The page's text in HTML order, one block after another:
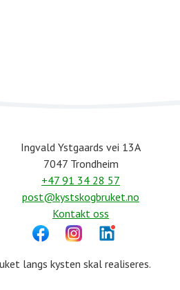
Ingvald Ystgaards vei 13A
7047 Trondheim
+47 91 34 28 57
post@kystskogbruket.no
Kontakt oss
langs kysten skal realiseres.